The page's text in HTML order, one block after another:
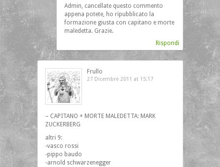
Admin, cancellate questo commento
appena potete, ho ripubblicato la
formazione giusta con capitano e morte
maledetta. Grazie.
Rispondi
Frullo
27 Dicembre 2011 at 15:17
– CAPITANO + MORTE MALEDETTA: MARK
ZUCKERBERG
altri 9:
-vasco rossi
-pippo baudo
-arnold schwarzenegger